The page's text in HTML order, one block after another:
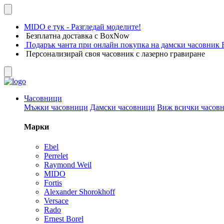
MIDO е тук - Разгледай моделите!
Безплатна доставка с BoxNow
Подарък чанта при онлайн покупка на дамски часовник
Персонализирай своя часовник с лазерно гравиране
Часовници
Мъжки часовници Дамски часовници Виж всички
Марки
Ebel
Perrelet
Raymond Weil
MIDO
Fortis
Alexander Shorokhoff
Versace
Rado
Ernest Borel